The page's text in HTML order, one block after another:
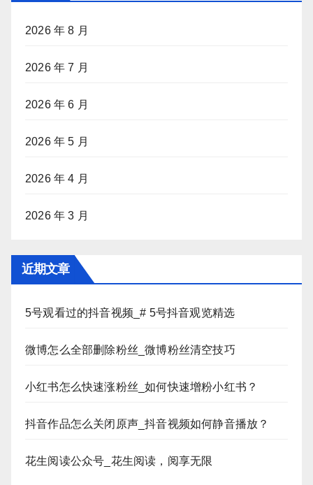
2026 年 8 月
2026 年 7 月
2026 年 6 月
2026 年 5 月
2026 年 4 月
2026 年 3 月
近期文章
5号观看过的抖音视频_# 5号抖音观览精选
微博怎么全部删除粉丝_微博粉丝清空技巧
小红书怎么快速涨粉丝_如何快速增粉小红书？
抖音作品怎么关闭原声_抖音视频如何静音播放？
花生阅读公众号_花生阅读，阅享无限